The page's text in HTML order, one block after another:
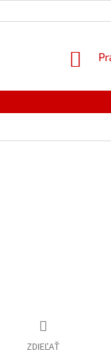
ZDIEĽAŤ